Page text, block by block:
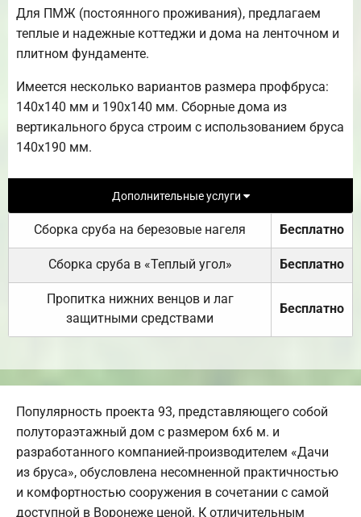
Для ПМЖ (постоянного проживания), предлагаем
теплые и надежные коттеджи и дома на ленточном и
плитном фундаменте.
Имеется несколько вариантов размера профбруса:
140х140 мм и 190х140 мм. Сборные дома из
вертикального бруса строим с использованием бруса
140х190 мм.
Дополнительные услуги
Сборка сруба на березовые нагеля Бесплатно
Сборка сруба в «Теплый угол» Бесплатно
Пропитка нижних венцов и лаг
защитными средствами
Бесплатно
Популярность проекта 93, представляющего собой
полутораэтажный дом с размером 6х6 м. и
разработанного компанией-производителем «Дачи
из бруса», обусловлена несомненной практичностью
и комфортностью сооружения в сочетании с самой
доступной в Воронеже ценой. К отличительным